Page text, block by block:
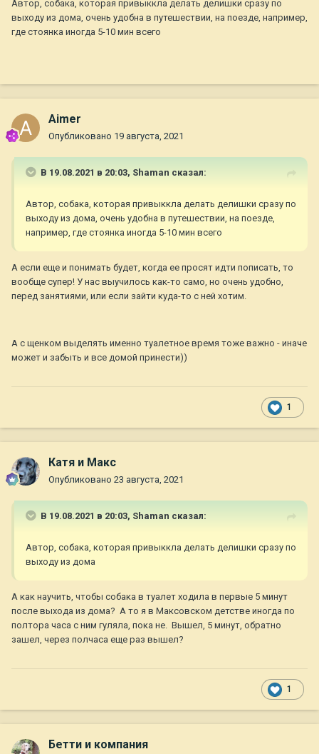
Автор, собака, которая привыккла делать делишки сразу по
выходу из дома, очень удобна в путешествии, на поезде, например,
где стоянка иногда 5-10 мин всего
Aimer
Опубликовано 19 августа, 2021
В 19.08.2021 в 20:03, Shaman сказал:
Автор, собака, которая привыккла делать делишки сразу по
выходу из дома, очень удобна в путешествии, на поезде,
например, где стоянка иногда 5-10 мин всего
А если еще и понимать будет, когда ее просят идти пописать, то
вообще супер! У нас выучилось как-то само, но очень удобно,
перед занятиями, или если зайти куда-то с ней хотим.
А с щенком выделять именно туалетное время тоже важно - иначе
может и забыть и все домой принести))
1
Катя и Макс
Опубликовано 23 августа, 2021
В 19.08.2021 в 20:03, Shaman сказал:
Автор, собака, которая привыккла делать делишки сразу по
выходу из дома
А как научить, чтобы собака в туалет ходила в первые 5 минут
после выхода из дома? А то я в Максовском детстве иногда по
полтора часа с ним гуляла, пока не. Вышел, 5 минут, обратно
зашел, через полчаса еще раз вышел?
1
Бетти и компания